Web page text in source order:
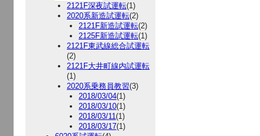
2121F深夜試運転(1)
2020系新造試運転(2)
2121F新造試運転(2)
2125F新造試運転(1)
2121F東武線総合試運転
(2)
2121F大井町線内試運転
(1)
2020系乗務員教習(3)
2018/03/04(1)
2018/03/10(1)
2018/03/11(1)
2018/03/17(1)